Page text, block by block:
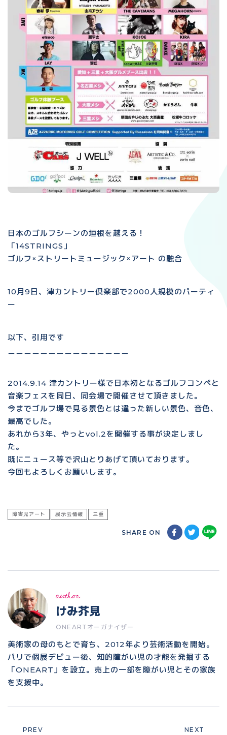
日本のゴルフシーンの垣根を越える！
「14STRINGS」
ゴルフ×ストリートミュージック×アート の融合
10月9日、津カントリー倶楽部で2000人規模のパーティ
ー
以下、引用です
2014.9.14 津カントリー様で日本初となるゴルフコンペと
音楽フェスを同日、同会場で開催させて頂きました。
今までゴルフ場で見る景色とは違った新しい景色、音色、
最高でした。
あれから3年、やっとvol.2を開催する事が決定しまし
た。
既にニュース等で沢山とりあげて頂いております。
今回もよろしくお願いします。
障害児アート 展示会情報 三重
SHARE ON
author
けみ芥見
ONEARTオーガナイザー
美術家の母のもとで育ち、2012年より芸術活動を開始。
パリで個展デビュー後、知的障がい児の才能を発掘する
「ONEART」を設立。売上の一部を障がい児とその家族
を支援中。
Prev
PREV NEXT